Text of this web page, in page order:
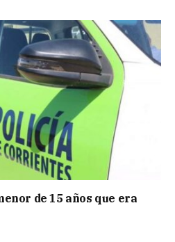
de 15 años que era